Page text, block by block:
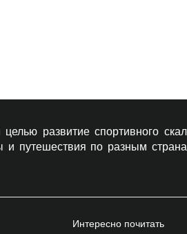
развитие спортивного
и путешествия по разным
Интересно почитать